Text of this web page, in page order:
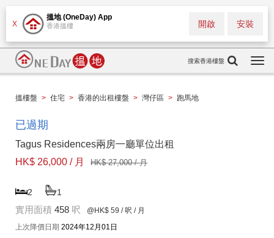
X
搵地 (OneDay) App
香港搵樓 安裝
開啟
搜索香港樓盤
搵樓盤 > 住宅 > 香港的出租樓盤 > 灣仔區 > 跑馬地
已過期
Tagus Residences兩房一廳單位出租
HK$ 26,000 / 月
HK$ 27,000 / 月
2 1
實用面積 458 呎 @HK$ 59 / 呎 / 月
上次降價日期 2024年12月01日